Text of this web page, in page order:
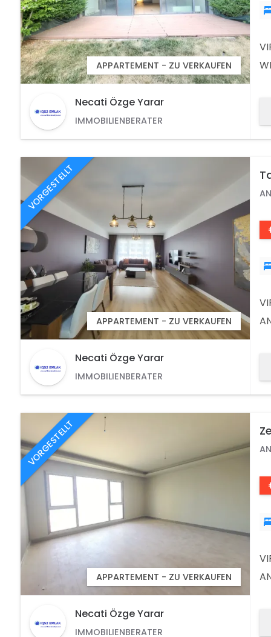
APPARTEMENT - ZU VERKAUFEN
Necati Özge Yarar
IMMOBILIENBERATER
VORGESTELLT
APPARTEMENT - ZU VERKAUFEN
Necati Özge Yarar
IMMOBILIENBERATER
VORGESTELLT
APPARTEMENT - ZU VERKAUFEN
Necati Özge Yarar
IMMOBILIENBERATER